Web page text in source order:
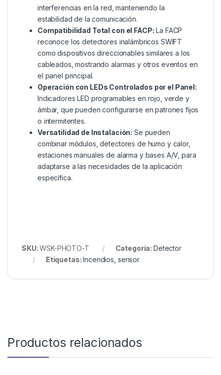
interferencias en la red, manteniendo la
estabilidad de la comunicación.
Compatibilidad Total con el FACP: La FACP
reconoce los detectores inalámbricos SWIFT
como dispositivos direccionables similares a los
cableados, mostrando alarmas y otros eventos en
el panel principal.
Operación con LEDs Controlados por el Panel:
Indicadores LED programables en rojo, verde y
ámbar, que pueden configurarse en patrones fijos
o intermitentes.
Versatilidad de Instalación: Se pueden
combinar módulos, detectores de humo y calor,
estaciones manuales de alarma y bases A/V, para
adaptarse a las necesidades de la aplicación
específica.
SKU:WSK-PHOTO-T Categoría: Detector
Etiquetas: Incendios, sensor
Productos relacionados